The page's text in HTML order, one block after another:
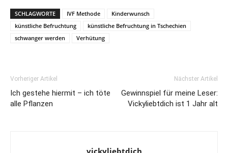
SCHLAGWORTE IVF Methode
Kinderwunsch
künstliche Befruchtung
künstliche Befruchtung in Tschechien
schwanger werden
Verhütung
Vorheriger Artikel
Ich gestehe hiermit – ich töte
alle Pflanzen
Nächster Artikel
Gewinnspiel für meine Leser:
Vickyliebtdich ist 1 Jahr alt
vickyliebtdich